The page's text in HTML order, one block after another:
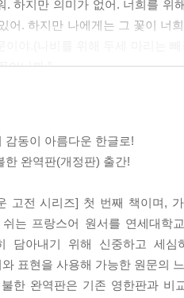
. 하지만 의미가 없어. 너희를
어. 하지만 나에게는 그 꽃이 너
이니까.”
자가 말했다.
눈에는 보이지 않아…….” 어린 왕
별이 똑같지는 않아. 여행자에
난 사업가에게 별은 황금이었
라볼 때, 그 별들 중 한 곳에 내가
감동이 아름다운 한글로!
한 완역판(개정판) 출간!
고전 시리즈] 첫 번째 책이며,
는 프랑스어 원서를 연세대학
담아내기 위해 신중하고 세
표현을 사용해 가능한 원문의
한 완역판은 기존 영한판과